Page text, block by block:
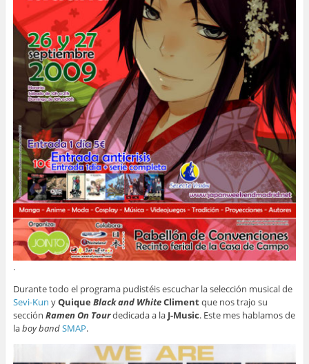
.
Durante todo el programa pudistéis escuchar la selección musical de
Sevi-Kun yQuique Black and WhiteClimentque nos trajo su
sección Ramen On Tourdedicada a la J-Music. Este mes hablamos de
laboy bandSMAP.